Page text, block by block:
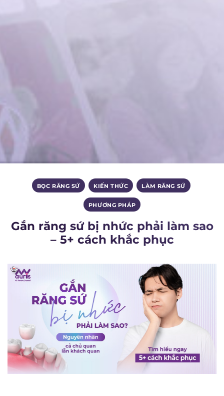
BỌC RĂNG SỨ , KIẾN THỨC , LÀM RĂNG SỨ ,
PHƯƠNG PHÁP
Gắn răng sứ bị nhức phải làm sao
– 5+ cách khắc phục